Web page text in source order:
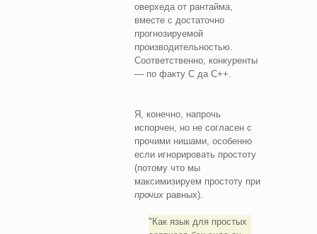
оверхеда от рантайма,
вместе с достаточно
прогнозируемой
производительностью.
Соответственно, конкуренты
— по факту C да C++.
Я, конечно, напрочь
испорчен, но не согласен с
прочими нишами, особенно
если игнорировать простоту
(потому что мы
максимизируем простоту при
прочих равных).
Как язык для простых